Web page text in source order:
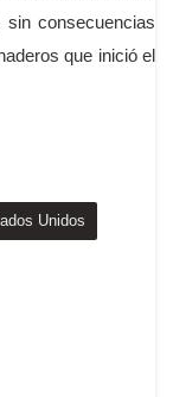
consecuencias
que inició el
Unidos